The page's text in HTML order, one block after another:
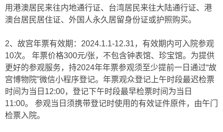
用港澳居民来往内地通行证、台湾居民来往大陆通行证、港
澳台居民居住证、外国人永久居留身份证或护照购买。
2、故宫年票有效期：2024.1.1-12.31，有效期内可入院参观
10次。 年票价格300元/张，不包含钟表馆、珍宝馆。为提供
更好的参观服务，持2024年年票参观须至少提前一日通过“故
宫博物院”微信小程序登记。年票观众登记上午时段最迟检票
时间为当日12:00，登记下午时段最早检票时间为当日
11:00。 参观当日须携带登记时使用的有效证件原件，由午门
检票入院。